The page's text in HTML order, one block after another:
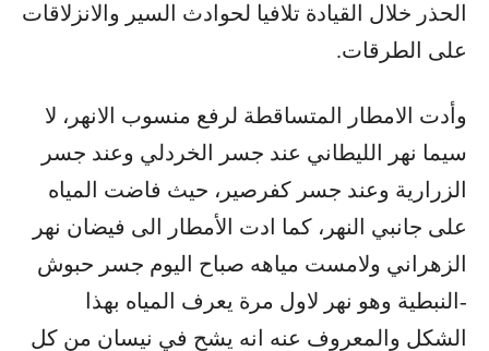
الحذر خلال القيادة تلافيا لحوادث السير والانزلاقات
على الطرقات.
وأدت الامطار المتساقطة لرفع منسوب الانهر، لا
سيما نهر الليطاني عند جسر الخردلي وعند جسر
الزرارية وعند جسر كفرصير، حيث فاضت المياه
على جانبي النهر، كما ادت الأمطار الى فيضان نهر
الزهراني ولامست مياهه صباح اليوم جسر حبوش
-النبطية وهو نهر لاول مرة يعرف المياه بهذا
الشكل والمعروف عنه انه يشح في نيسان من كل